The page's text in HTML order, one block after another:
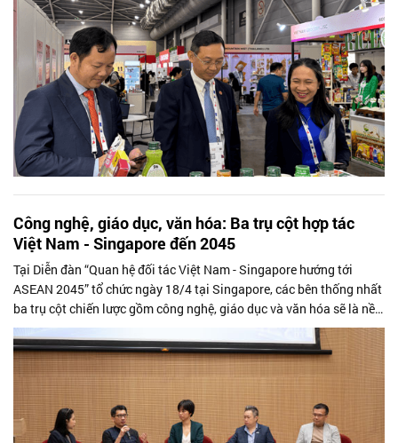
Công nghệ, giáo dục, văn hóa: Ba trụ cột hợp tác
Việt Nam - Singapore đến 2045
Tại Diễn đàn “Quan hệ đối tác Việt Nam - Singapore hướng tới
ASEAN 2045” tổ chức ngày 18/4 tại Singapore, các bên thống nhất
ba trụ cột chiến lược gồm công nghệ, giáo dục và văn hóa sẽ là nền
tảng để hai...